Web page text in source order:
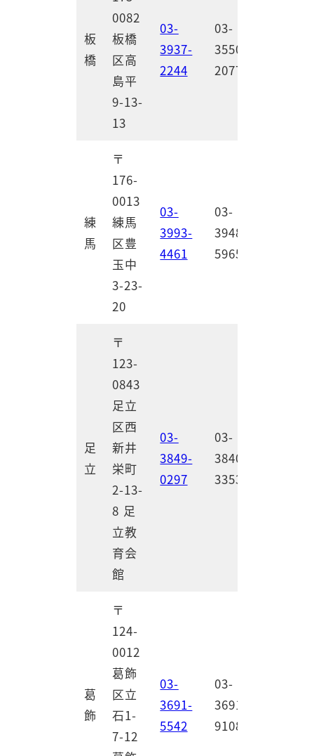
板
橋
0082
板橋
区高
島平
9-13-
13
03-
3937-
2244
03-
3550-
2077
練
馬
〒
176-
0013
練馬
区豊
玉中
3-23-
20
03-
3993-
4461
03-
3948-
5965
足
立
〒
123-
0843
足立
区西
新井
栄町
2-13-
8 足
立教
育会
館
03-
3849-
0297
03-
3840-
3353
葛
飾
〒
124-
0012
葛飾
区立
石1-
7-12
03-
3691-
5542
03-
3691-
9108